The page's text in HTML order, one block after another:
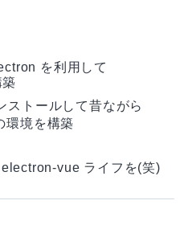
を利用して
ストールして昔ながら
環境を構築
vue ライフを(笑)